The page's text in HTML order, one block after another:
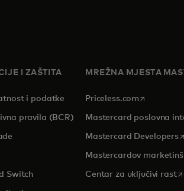
I ZAŠTITA
i podatke
pravila (BCR)
in a new tab
Switch
MREŽNA MJESTA
Priceless.com opens in a
Mastercard poslovna
Mastercard Developers
Mastercardov
Centar za uključivi rast